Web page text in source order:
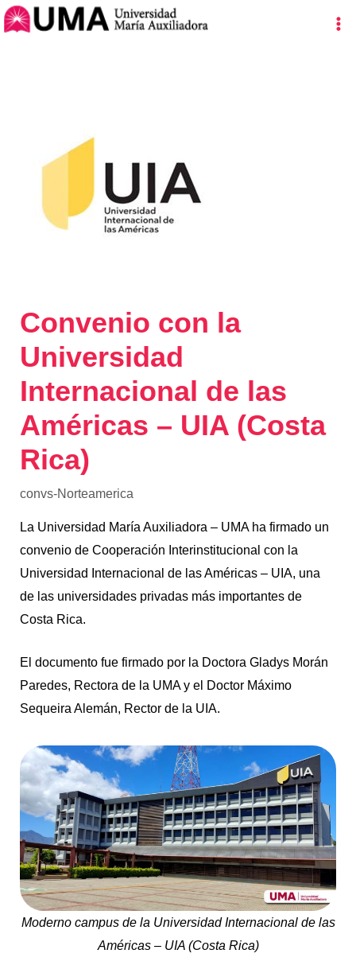
Ir
al
Convenio con la
Universidad
Internacional de las
Américas – UIA (Costa
Rica)
convs-Norteamerica
La Universidad María Auxiliadora – UMA ha firmado un
convenio de Cooperación Interinstitucional con la
Universidad Internacional de las Américas – UIA, una
de las universidades privadas más importantes de
Costa Rica.
El documento fue firmado por la Doctora Gladys Morán
Paredes, Rectora de la UMA y el Doctor Máximo
Sequeira Alemán, Rector de la UIA.
Moderno campus de la Universidad Internacional de las
Américas – UIA (Costa Rica)
Navegación
de